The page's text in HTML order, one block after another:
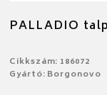
PALLADIO
Cikkszám: 186072
Gyártó: Borgonovo